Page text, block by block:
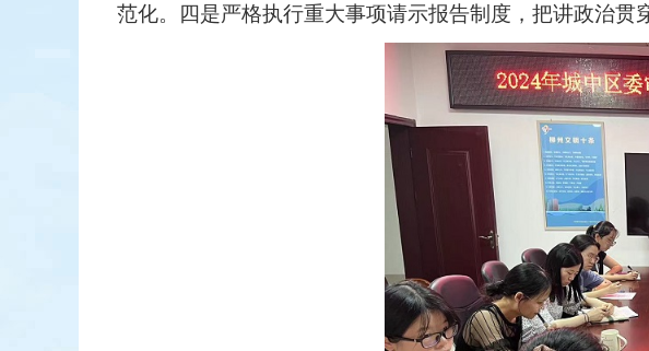
范化。四是严格执行重大事项请示报告制度，把讲政治贯